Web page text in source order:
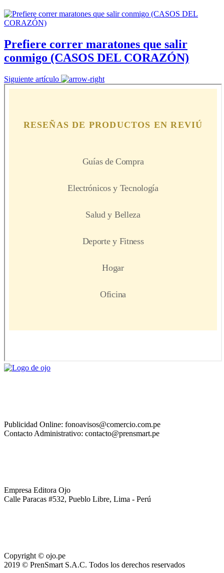
Prefiere correr maratones que salir
conmigo (CASOS DEL CORAZÓN)
Siguiente artículo
Publicidad Online: fonoavisos@comercio.com.pe
Contacto Administrativo: contacto@prensmart.pe
Empresa Editora Ojo
Calle Paracas #532, Pueblo Libre, Lima - Perú
Copyright © ojo.pe
2019 © PrenSmart S.A.C. Todos los derechos reservados